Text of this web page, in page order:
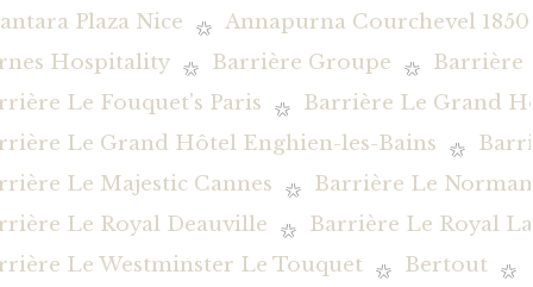
Plaza Nice
Annapurna Courchevel 1850
Hospitality
Barrière Groupe
Barrière
Le Fouquet's Paris
Barrière Le Grand
Le Grand Hôtel Enghien-les-Bains
Le Majestic Cannes
Barrière Le
Le Royal Deauville
Barrière Le Royal
Le Westminster Le Touquet
Bertout